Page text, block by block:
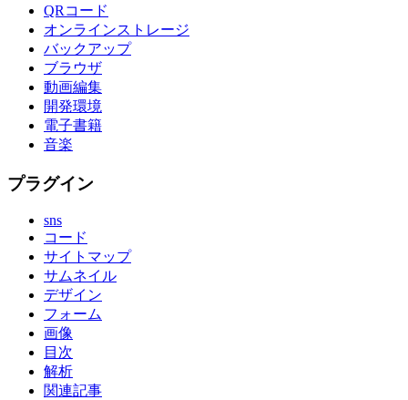
QRコード
オンラインストレージ
バックアップ
ブラウザ
動画編集
開発環境
電子書籍
音楽
プラグイン
sns
コード
サイトマップ
サムネイル
デザイン
フォーム
画像
目次
解析
関連記事